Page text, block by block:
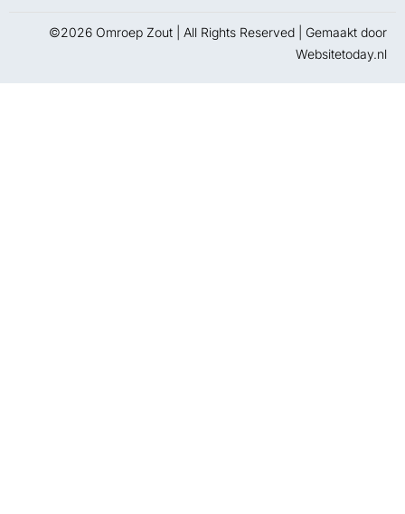
©2026 Omroep Zout | All Rights Reserved | Gemaakt door
Websitetoday.nl